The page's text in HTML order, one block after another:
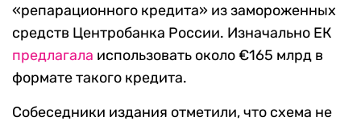
«репарационного кредита» из замороженных
средств Центробанка России. Изначально ЕК
предлагала использовать около €165 млрд в
формате такого кредита.
Собеседники издания отметили, что схема не